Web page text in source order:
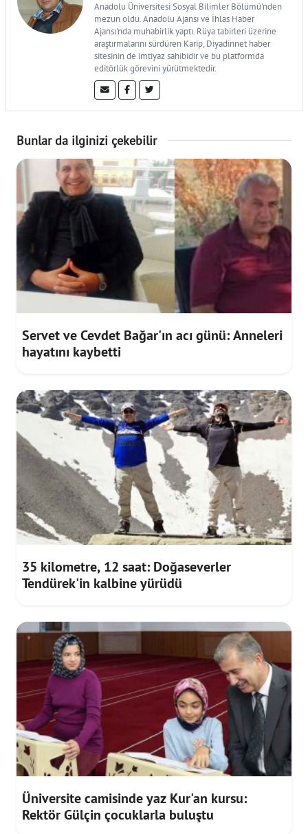
Anadolu Üniversitesi Sosyal Bilimler Bölümü'nden
mezun oldu. Anadolu Ajansı ve İhlas Haber
Ajansı'nda muhabirlik yaptı. Rüya tabirleri üzerine
araştırmalarını sürdüren Karip, Diyadinnet haber
sitesinin de imtiyaz sahibidir ve bu platformda
editörlük görevini yürütmektedir.
Bunlar da ilginizi çekebilir
Servet ve Cevdet Bağar'ın acı günü: Anneleri
hayatını kaybetti
35 kilometre, 12 saat: Doğaseverler
Tendürek'in kalbine yürüdü
Üniversite camisinde yaz Kur'an kursu:
Rektör Gülçin çocuklarla buluştu